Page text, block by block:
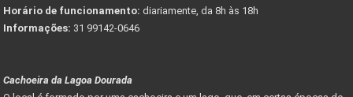
Horário de funcionamento: diariamente, da 8h às 18h
Informações: 31 99142-0646
Cachoeira da Lagoa Dourada